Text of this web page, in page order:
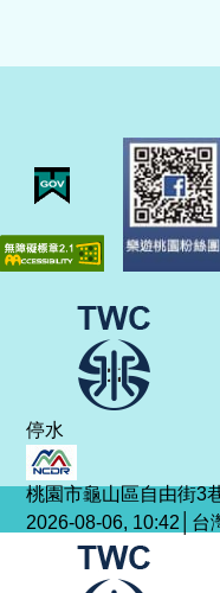
停水
桃園市龜山區自由街3
2026-08-06, 10:42│台